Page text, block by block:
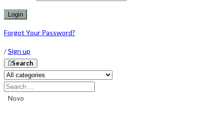
Forgot Your Password?
/Sign up
Search
Novo